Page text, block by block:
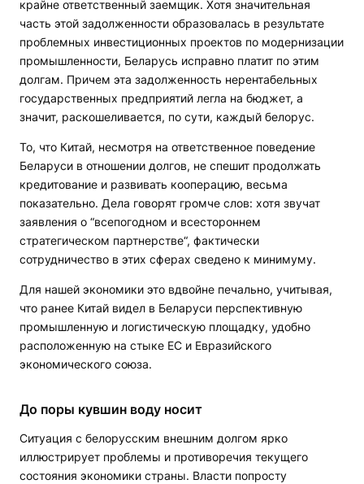
крайне ответственный заемщик. Хотя значительная
часть этой задолженности образовалась в результате
проблемных инвестиционных проектов по модернизации
промышленности, Беларусь исправно платит по этим
долгам. Причем эта задолженность нерентабельных
государственных предприятий легла на бюджет, а
значит, раскошеливается, по сути, каждый белорус.
То, что Китай, несмотря на ответственное поведение
Беларуси в отношении долгов, не спешит продолжать
кредитование и развивать кооперацию, весьма
показательно. Дела говорят громче слов: хотя звучат
заявления о “всепогодном и всестороннем
стратегическом партнерстве“, фактически
сотрудничество в этих сферах сведено к минимуму.
Для нашей экономики это вдвойне печально, учитывая,
что ранее Китай видел в Беларуси перспективную
промышленную и логистическую площадку, удобно
расположенную на стыке ЕС и Евразийского
экономического союза.
До поры кувшин воду носит
Ситуация с белорусским внешним долгом ярко
иллюстрирует проблемы и противоречия текущего
состояния экономики страны. Власти попросту